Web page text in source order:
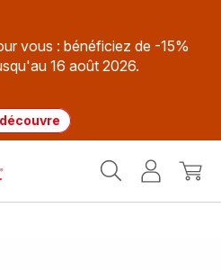
vous : bénéficiez de -15%
16 août 2026.
MonMon